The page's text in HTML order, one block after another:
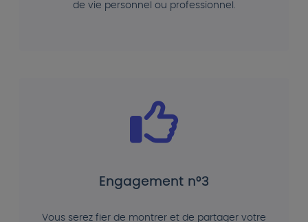
de vie personnel ou professionnel.
Engagement n°3
Vous serez fier de montrer et de partager votre